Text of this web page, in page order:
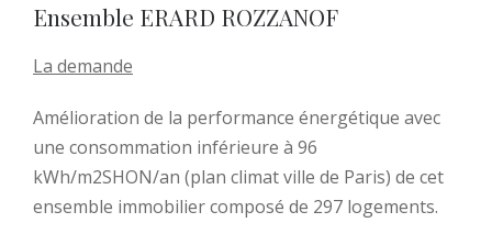
Ensemble ERARD ROZZANOF
La demande
Amélioration de la performance énergétique avec
une consommation inférieure à 96
kWh/m2SHON/an (plan climat ville de Paris) de cet
ensemble immobilier composé de 297 logements.